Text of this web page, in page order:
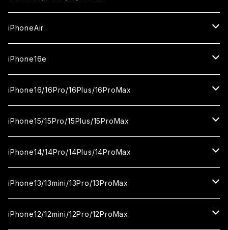
セラミックフィルム
カメラ用フィルム
iPhone17
ガラスフィルム
セラミックフィルム
iPhone17Pro
ガラスフィルム
セラミックフィルム
iPhone17proMax
ガラスフィルム
セラミックフィルム
iPhoneAir
ガラスフィルム
セラミックフィルム
カメラ用フィルム
iPhone16e
ガラスフィルム
セラミックフィルム
カメラ用フィルム
iPhone16/16Pro/16Plus/16ProMax
iPhone16
ガラスフィルム
セラミックフィルム
iPhone16Pro
ガラスフィルム
セラミックフィルム
iPhone16Plus
ガラスフィルム
iPhone16ProMax
iPhone15/15Pro/15Plus/15ProMax
iPhone15
ガラスフィルム
セラミックフィルム
iPhone15Pro
ガラスフィルム
iPhone15Plus
iPhone14/14Pro/14Plus/14ProMax
iPhone14
ガラスフィルム
iPhone14Pro
iPhone13/13mini/13Pro/13ProMax
iPhone13/13Pro
iPhone12/12mini/12Pro/12ProMax